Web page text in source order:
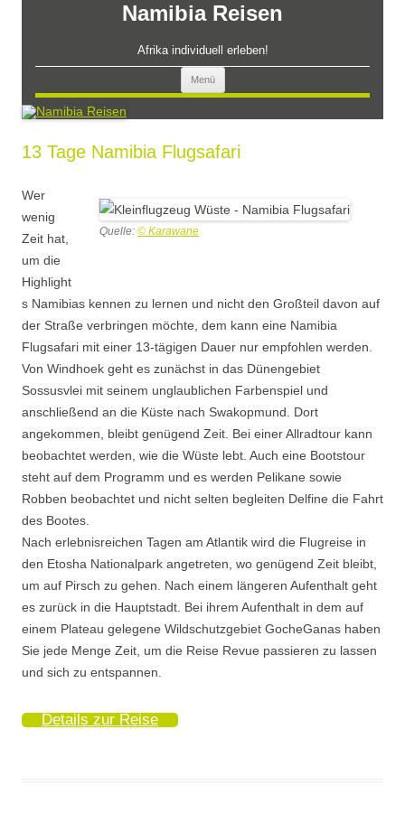
Namibia Reisen
Afrika individuell erleben!
Menü
13 Tage Namibia Flugsafari
Quelle: © Karawane
Wer
wenig
Zeit hat,
um die
Highlight
s Namibias kennen zu lernen und nicht den Großteil davon auf
der Straße verbringen möchte, dem kann eine Namibia
Flugsafari mit einer 13-tägigen Dauer nur empfohlen werden.
Von Windhoek geht es zunächst in das Dünengebiet
Sossusvlei mit seinem unglaublichen Farbenspiel und
anschließend an die Küste nach Swakopmund. Dort
angekommen, bleibt genügend Zeit. Bei einer Allradtour kann
beobachtet werden, wie die Wüste lebt. Auch eine Bootstour
steht auf dem Programm und es werden Pelikane sowie
Robben beobachtet und nicht selten begleiten Delfine die Fahrt
des Bootes.
Nach erlebnisreichen Tagen am Atlantik wird die Flugreise in
den Etosha Nationalpark angetreten, wo genügend Zeit bleibt,
um auf Pirsch zu gehen. Nach einem längeren Aufenthalt geht
es zurück in die Hauptstadt. Bei ihrem Aufenthalt in dem auf
einem Plateau gelegene Wildschutzgebiet GocheGanas haben
Sie jede Menge Zeit, um die Reise Revue passieren zu lassen
und sich zu entspannen.
Details zur Reise